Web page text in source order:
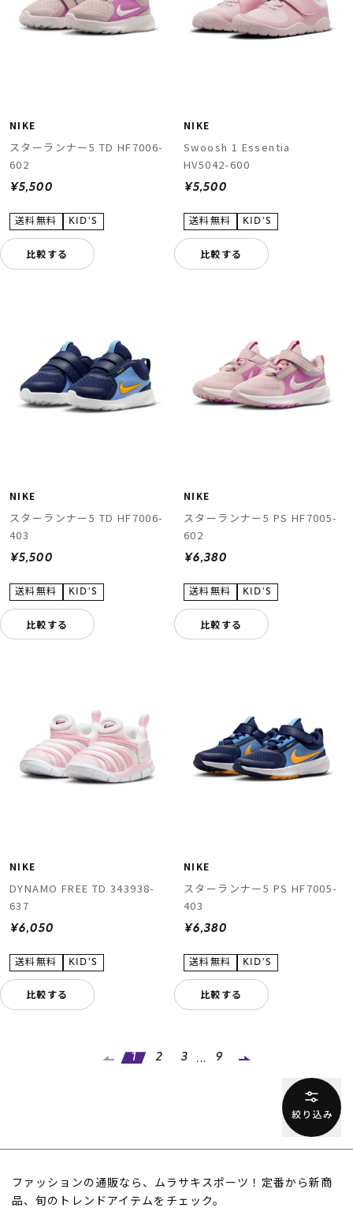
NIKE
スターランナー5 TD HF7006-
602
¥5,500
比較する
NIKE
Swoosh 1 Essentia
HV5042-600
¥5,500
比較する
NIKE
スターランナー5 TD HF7006-
403
¥5,500
比較する
NIKE
スターランナー5 PS HF7005-
602
¥6,380
比較する
NIKE
DYNAMO FREE TD 343938-
637
¥6,050
比較する
NIKE
スターランナー5 PS HF7005-
403
¥6,380
比較する
1 2 3 ... 9
ファッションの通販なら、ムラサキスポーツ！定番から新商
品、旬のトレンドアイテムをチェック。